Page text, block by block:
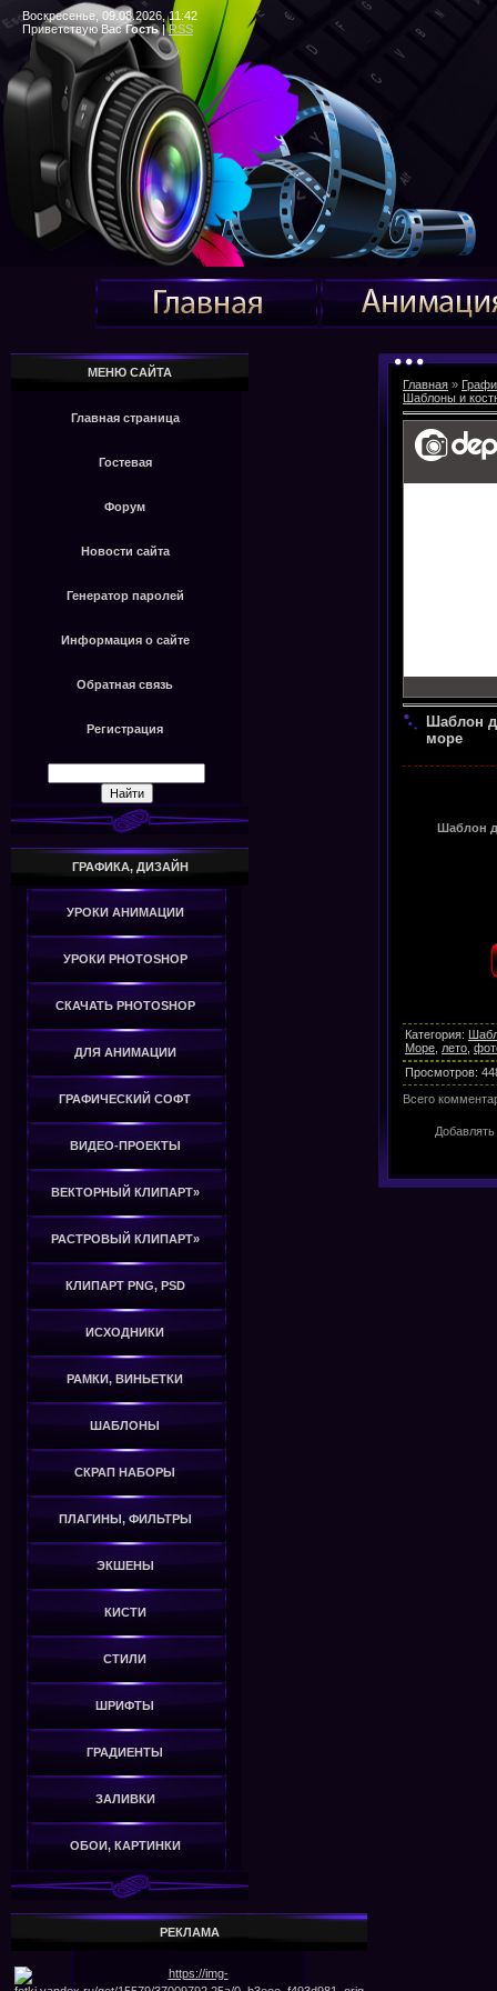
Воскресенье, 09.08.2026, 11:42
Приветствую Вас Гость|RSS
МЕНЮ САЙТА
Главная страница
Гостевая
Форум
Новости сайта
Генератор паролей
Информация о сайте
Обратная связь
Регистрация
ГРАФИКА, ДИЗАЙН
УРОКИ АНИМАЦИИ
УРОКИ PHOTOSHOP
СКАЧАТЬ PHOTOSHOP
ДЛЯ АНИМАЦИИ
ГРАФИЧЕСКИЙ СОФТ
ВИДЕО-ПРОЕКТЫ
ВЕКТОРНЫЙ КЛИПАРТ»
РАСТРОВЫЙ КЛИПАРТ»
КЛИПАРТ PNG, PSD
ИСХОДНИКИ
РАМКИ, ВИНЬЕТКИ
ШАБЛОНЫ
СКРАП НАБОРЫ
ПЛАГИНЫ, ФИЛЬТРЫ
ЭКШЕНЫ
КИСТИ
СТИЛИ
ШРИФТЫ
ГРАДИЕНТЫ
ЗАЛИВКИ
ОБОИ, КАРТИНКИ
РЕКЛАМА
Главная »
Шаблоны и
Шаблон
море
Шаблон
Категория:
Море лето
Просмотров:
Всего